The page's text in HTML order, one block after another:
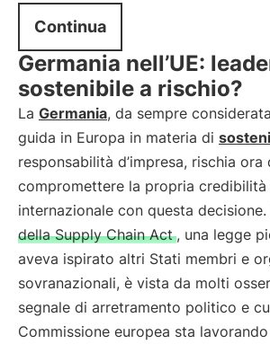
Continua
Germania nell’UE:
sostenibile a rischio?
La Germania, da sempre
guida in Europa in materia di
responsabilità d’impresa, rischia ora
compromettere la propria credibilità
internazionale con questa decisione.
della Supply Chain Act , una legge
aveva ispirato altri Stati membri e
sovranazionali, è vista da molti
segnale di arretramento politico e
Commissione europea sta